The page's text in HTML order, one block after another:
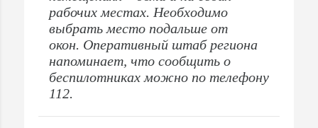
рабочих местах. Необходимо
выбрать место подальше от
окон. Оперативный штаб региона
напоминает, что сообщить о
беспилотниках можно по телефону
112.